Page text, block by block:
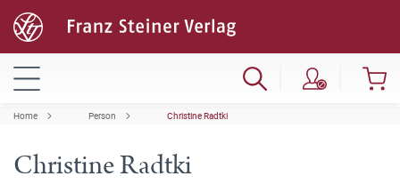
Home Person Christine Radtki
Christine Radtki